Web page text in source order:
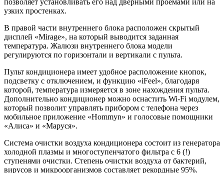
узких простенках.
В правой части внутреннего блока расположен скрытый
дисплей «Mirage», на который выводится заданная
температура. Жалюзи внутреннего блока модели
регулируются по горизонтали и вертикали с пульта.
Пульт кондиционера имеет удобное расположение кнопок,
подсветку с отключением, и функцию «iFeel», благодаря
которой, температура измеряется в зоне нахождения пульта.
Дополнительно кондиционер можно оснастить Wi-Fi модулем,
который позволит управлять прибором с телефона через
мобильное приложение «Hommyn» и голосовые помощники
«Алиса» и «Маруся».
Система очистки воздуха кондиционера состоит из генератора
холодной плазмы и многоступенчатого фильтра с 6 (!)
ступенями очистки. Степень очистки воздуха от бактерий,
вирусов и микроорганизмов составляет рекордные 95%.